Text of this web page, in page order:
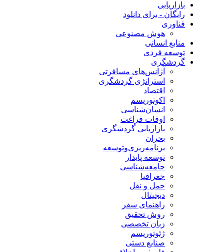
بازاریابی
رایگان - برای دانلود
فناوری
هوش مصنوعی
منابع انسانی
توسعه فردی
گردشگری
آژانس‌های مسافرتی
استراتژی گردشگری
اقتصاد
اکوتوریسم
انسان‌شناسی
اوقات فراغت
بازاریابی گردشگری
بحران
برنامه‌ریزی‌وتوسعه
توسعه پایدار
جامعه‌شناسی
جغرافیا
حمل و نقل
دیجیتال
راهنمای سفر
روش تحقیق
زبان تخصصی
ژئوتوریسم
صنایع دستی